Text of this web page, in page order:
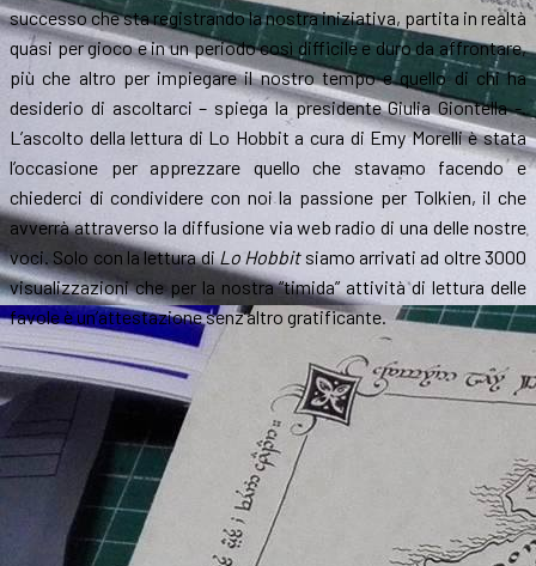
successo che sta registrando la nostra iniziativa, partita in realtà
quasi per gioco e in un periodo così difficile e duro da affrontare,
più che altro per impiegare il nostro tempo e quello di chi ha
desiderio di ascoltarci – spiega la presidente Giulia Giontella -.
L’ascolto della lettura di Lo Hobbit a cura di Emy Morelli è stata
l’occasione per apprezzare quello che stavamo facendo e
chiederci di condividere con noi la passione per Tolkien, il che
avverrà attraverso la diffusione via web radio di una delle nostre
voci. Solo con la lettura diLo Hobbitsiamo arrivati ad oltre 3000
visualizzazioni che per la nostra “timida” attività di lettura delle
favole è un’attestazione senz’altro gratificante.